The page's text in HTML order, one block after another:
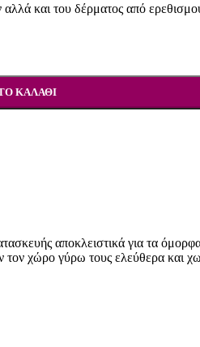
και του δέρματος από
ΚΑΛΆΘΙ
αποκλειστικά για τα
τον χώρο γύρω τους ελεύθερα και